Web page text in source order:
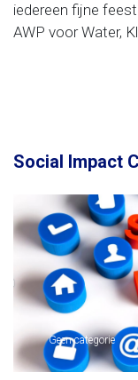
iedereen fijne
AWP voor Water,
Social Impact
Geen categorie